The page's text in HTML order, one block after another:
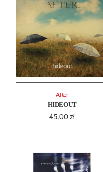
HIDEOUT
45.00 zł
After